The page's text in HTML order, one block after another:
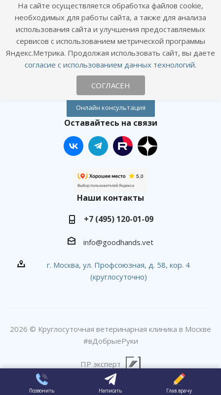
Информация
Цены
Статьи
Политика конфиденциальности
Согласие посетителя сайта на обработку персональных данных
Онлайн консультация
Оставайтесь на связи
Наши контакты
+7 (495) 120-01-09
info@goodhands.vet
г. Москва, ул. Профсоюзная, д. 58, кор. 4
(круглосуточно)
2026 © Круглосуточная ветеринарная клиника в Москве
#вДобрыеРуки
ПР эксперт
Позвонить Написать Глав.врачу
На сайте осуществляется обработка файлов cookie,
необходимых для работы сайта, а также для анализа
использования сайта и улучшения предоставляемых
сервисов с использованием метрической программы
Яндекс.Метрика. Продолжая использовать сайт, вы даете
согласие с использованием данных технологий.
СОГЛАСЕН